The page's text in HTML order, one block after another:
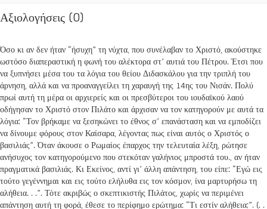
Αξιολογήσεις (0)
Όσο κι αν δεν ήταν “ήσυχη” τη νύχτα, που συνέλαβαν το Χριστό, ακούστηκε
ωστόσο διαπεραστική η φωνή του αλέκτορα στ’ αυτιά του Πέτρου. Έτσι που
να ξυπνήσει μέσα του τα λόγια του θείου Διδασκάλου για την τριπλή του
άρνηση, αλλά και να προαναγγείλει τη χαραυγή της 14ης του Νισάν. Πολύ
πρωί αυτή τη μέρα οι αρχιερείς και οι πρεσβύτεροι του ιουδαϊκού λαού
οδήγησαν το Χριστό στον Πιλάτο και άρχισαν να τον κατηγορούν με αυτά τα
λόγια: “Τον βρήκαμε να ξεσηκώνει το έθνος σ’ επανάσταση και να εμποδίζει
να δίνουμε φόρους στον Καίσαρα, λέγοντας πως είναι αυτός ο Χριστός ο
βασιλιάς”. Όταν άκουσε ο Ρωμαίος έπαρχος την τελευταία λέξη, ρώτησε
ανήσυχος τον κατηγορούμενο που στεκόταν γαλήνιος μπροστά του., αν ήταν
πραγματικά βασιλιάς. Κι Εκείνος, αντί γι’ άλλη απάντηση, του είπε: “Εγώ εις
τούτο γεγέννημαι και εις τούτο ελήλυθα εις τον κόσμον, ίνα μαρτυρήσω τη
αλήθεια. . .”. Τότε ακριβώς ο σκεπτικιστής Πιλάτος, χωρίς να περιμένει
απάντηση αυτή τη φορά, έθεσε το περίφημο ερώτημα: “Τι εστίν αλήθεια;”. (. .